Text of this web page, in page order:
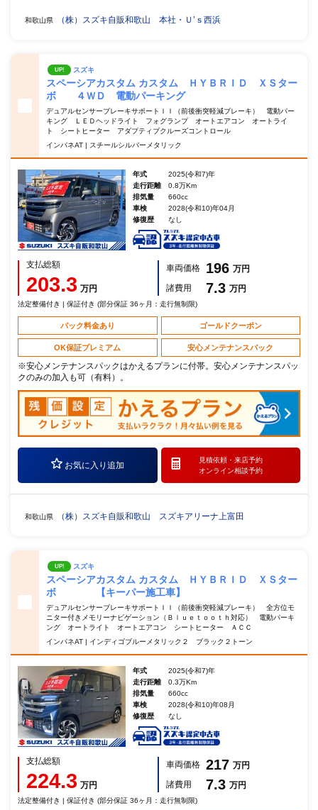
和歌山県 （株）スズキ自販和歌山 本社・Ｕ’ｓ西浜
UP! スズキ
スペーシアカスタム カスタム ＨＹＢＲＩＤ ＸＳター
ボ ４ＷＤ 電動パーキング
デュアルセンサーブレーキサポートＩＩ（前後衝突軽減ブレーキ） 電動パー
キング ＬＥＤヘッドライト フォグランプ オートエアコン オートライ
ト シートヒーター アダプティブクルーズコントロール
インパネAT | スチールシルバーメタリック
年式
2025(令和7)年
走行距離
0.8万Km
排気量
660cc
車検
2028(令和10)年04月
修復歴
なし
支払総額
203.3 万円
車両価格 196 万円
諸費用
7.3 万円
法定整備付き | 保証付き (部分保証 36ヶ月：走行無制限)
パック料金あり ゴールドクーポン
OK保証プレミアム 安心メンテナンスパック
※安心メンテナンスパックはかえるプランに付帯。安心メンテナンスパッ
クのみの加入も可（有料）。
お気に入り追加
見積依頼・ 来店予約
オンライン相談予約
和歌山県 （株）スズキ自販和歌山 スズキアリーナ上富田
UP! スズキ
スペーシアカスタム カスタム ＨＹＢＲＩＤ ＸＳター
ボ 【キーパー施工車】
デュアルセンサーブレーキサポートＩＩ（前後衝突軽減ブレーキ） 全方位モ
ニター付きメモリーナビゲーション（Ｂｌｕｅｔｏｏｔｈ対応） 電動パーキ
ング オートライト オートエアコン シートヒーター ＡＣＣ
インパネAT | インディゴブルーメタリック２ ブラック２トーン
年式
2025(令和7)年
走行距離
0.3万Km
排気量
660cc
車検
2028(令和10)年08月
修復歴
なし
支払総額
224.3 万円
車両価格 217 万円
諸費用
7.3 万円
法定整備付き | 保証付き (部分保証 36ヶ月：走行無制限)